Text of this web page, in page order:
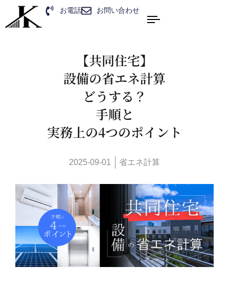
お電話 お問い合わせ
【共同住宅】
設備の省エネ計算
どうする？
手順と
実務上の4つのポイント
2025-09-01 省エネ計算